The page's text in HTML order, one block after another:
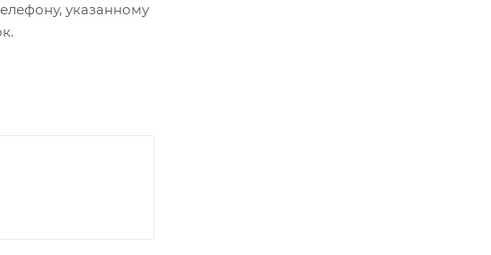
указанному